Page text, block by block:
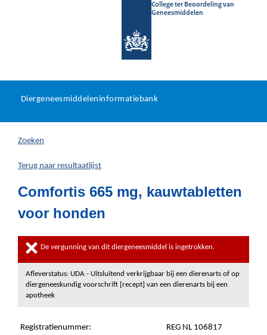
College ter Beoordeling van
Geneesmiddelen
U
hier:
Diergeneesmiddeleninformatiebank
Zoeken
Terug naar resultaatlijst
Comfortis 665 mg, kauwtabletten
voor honden
De vergunning van dit diergeneesmiddel is ingetrokken.
Afleverstatus: UDA - Uitsluitend verkrijgbaar bij een dierenarts of op
diergeneeskundig voorschrift [recept] van een dierenarts bij een
apotheek
Registratienummer:
REG NL 106817